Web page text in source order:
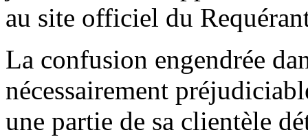
au site officiel du
La confusion engendrée
nécessairement
une partie de sa clientèle